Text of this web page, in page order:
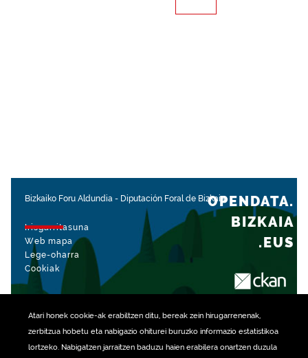
Atari honek cookie-ak erabiltzen ditu, bereak zein hirugarrenenak,
zerbitzua hobetu eta nabigazio ohiturei buruzko informazio estatistikoa
lortzeko. Nabigatzen jarraitzen baduzu haien erabilera onartzen duzula
Bizkaiko Foru Aldundia - Diputación Foral de Bizkaia
Irisgarritasuna
Web mapa
Lege-oharra
Cookiak
OPENDATA.
BIZKAIA
.EUS